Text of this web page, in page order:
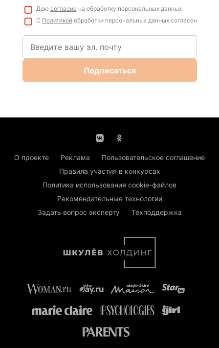
Даю согласиена обработку персональных данных
С Политикойобработки персональных данных согласен
Подписаться
О проекте Реклама
Пользовательское соглашение
Правила участия в конкурсах
Политика использования cookie-файлов
Рекомендательные технологии
Задать вопрос эксперту
Техподдержка